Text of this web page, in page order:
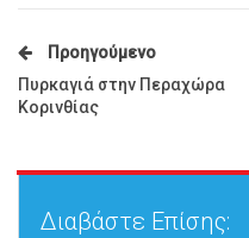
Προηγούμενο
Πυρκαγιά στην Περαχώρα
Κορινθίας
Διαβάστε Επίσης: